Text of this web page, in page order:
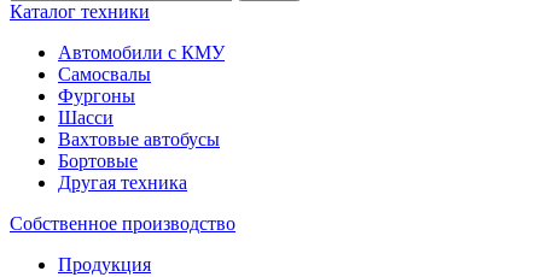
Каталог техники
Автомобили с КМУ
Самосвалы
Фургоны
Шасси
Вахтовые автобусы
Бортовые
Другая техника
Собственное производство
Продукция